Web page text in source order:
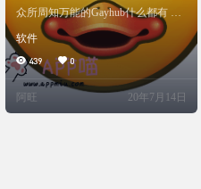
界面美炸，完美替代PP鸭无
耻封装付费软件
众所周知万能的Gayhub什么都有 话
不多说上截图 调节参数直接了当清
晰明了，小白大佬均适用 导出功能
人性化，既能覆盖又能重命名+导出
文件夹 可以看到5M的png转jpg有损
压缩体积减少了88.8%！ 你能看出区
别吗？ 第一个 第二个 免费评分
软件
439 0
阿旺 20年7月14日